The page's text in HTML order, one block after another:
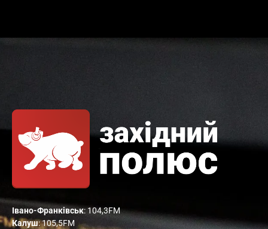
Івано-Франківськ: 104,3FM
Калуш: 105,5FM